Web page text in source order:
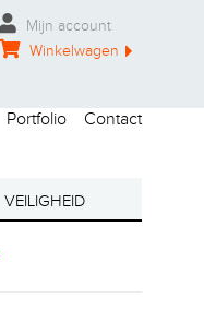
Mijn account
Winkelwagen
Portfolio Contact
VEILIGHEID